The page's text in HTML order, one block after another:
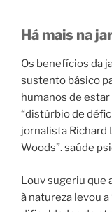
Há mais na
Os benefícios da
sustento básico
humanos de
“distúrbio de
jornalista Richard
Woods”. saúde
Louv sugeriu que
à natureza levou